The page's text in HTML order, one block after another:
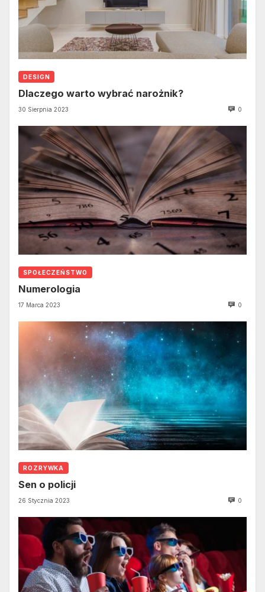
DESIGN
Dlaczego warto wybrać narożnik?
30 Sierpnia 2023 0
SPOŁECZEŃSTWO
Numerologia
17 Marca 2023 0
ROZRYWKA
Sen o policji
26 Stycznia 2023 0